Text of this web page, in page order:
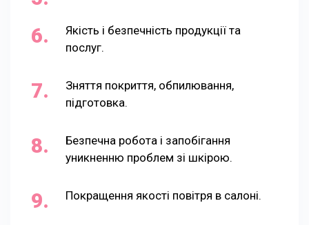
Якість і безпечність продукції та
послуг.
Зняття покриття, обпилювання,
підготовка.
Безпечна робота і запобігання
уникненню проблем зі шкірою.
Покращення якості повітря в салоні.